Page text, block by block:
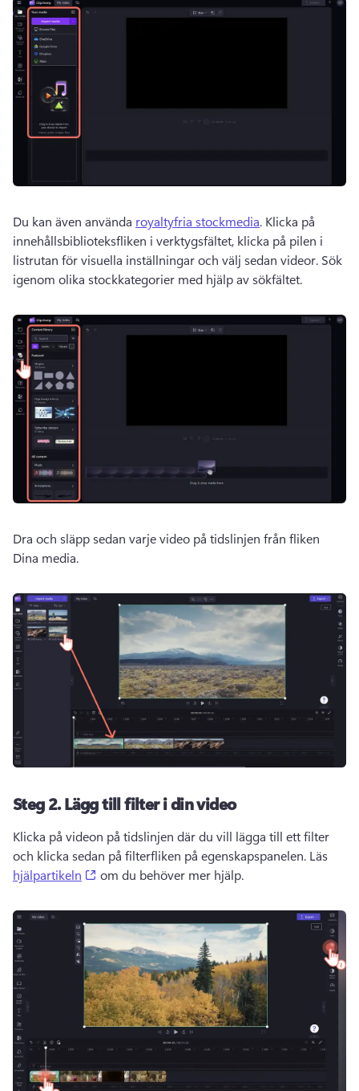
Du kan även använda royaltyfria stockmedia. Klicka på
innehållsbiblioteksfliken i verktygsfältet, klicka på pilen i
listrutan för visuella inställningar och välj sedan videor. Sök
igenom olika stockkategorier med hjälp av sökfältet.
Dra och släpp sedan varje video på tidslinjen från fliken
Dina media.
Steg 2. Lägg till filter i din video
Klicka på videon på tidslinjen där du vill lägga till ett filter
och klicka sedan på filterfliken på egenskapspanelen. Läs
hjälpartikeln
(opens in a new tab)
om du behöver mer hjälp.